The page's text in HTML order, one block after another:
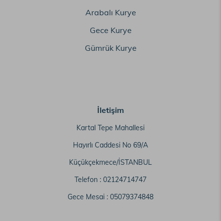
Arabalı Kurye
Gece Kurye
Gümrük Kurye
İletişim
Kartal Tepe Mahallesi
Hayırlı Caddesi No 69/A
Küçükçekmece/İSTANBUL
Telefon : 02124714747
Gece Mesai : 05079374848